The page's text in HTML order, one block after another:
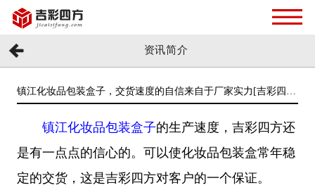
资讯简介
镇江化妆品包装盒子，交货速度的自信来自于厂家实力[吉彩四
镇江化妆品包装盒子的生产速度 ，吉彩四方还
是有一点点的信心的。可以使化妆品包装盒常年稳
定的交货，这是吉彩四方对客户的一个保证。